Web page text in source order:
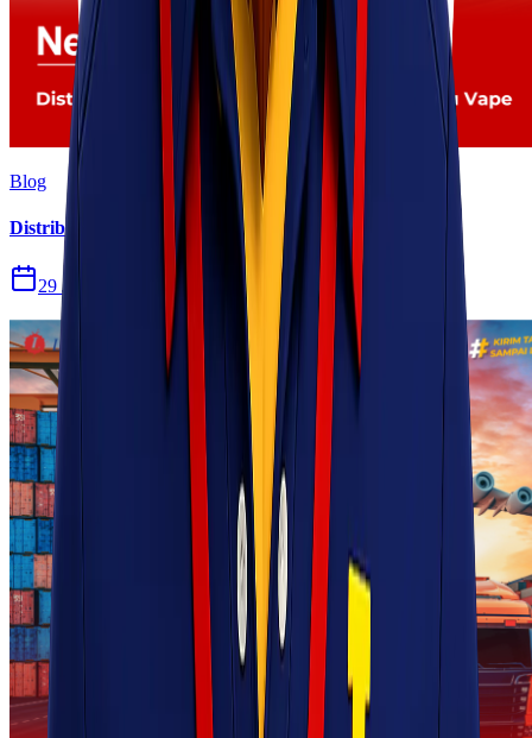
Blog
Distribusi Pengiriman Rokok Elektronik atau Vape
29 Jul 2026